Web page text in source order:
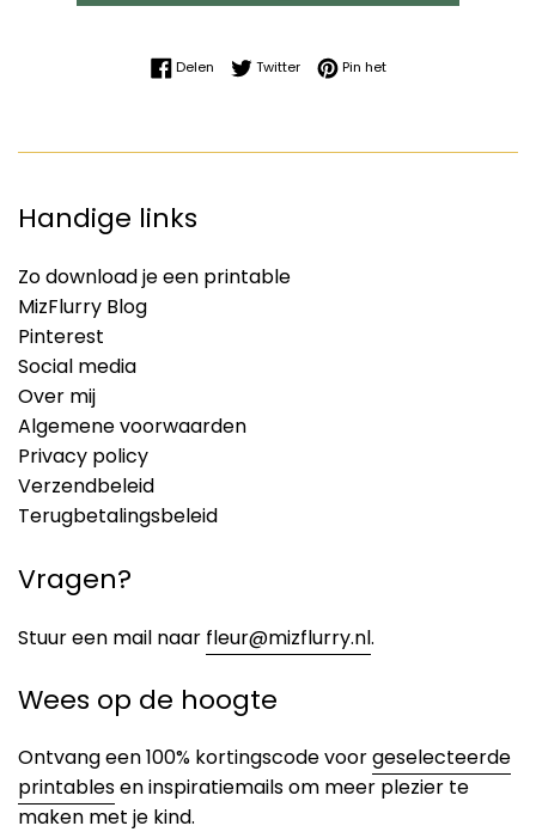
DelenDelen op Facebook
TwitterTwitteren op Twitter
Pin hetPinnen op Pinterest
Handige links
Zo download je een printable
MizFlurry Blog
Pinterest
Social media
Over mij
Algemene voorwaarden
Privacy policy
Verzendbeleid
Terugbetalingsbeleid
Vragen?
Stuur een mail naar fleur@mizflurry.nl.
Wees op de hoogte
Ontvang een 100% kortingscode voorgeselecteerde
printablesen inspiratiemails om meer plezier te
maken met je kind.